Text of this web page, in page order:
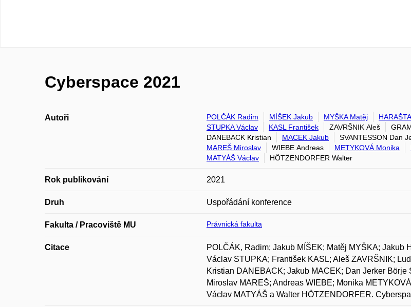
Cyberspace 2021
Autoři POLČÁK Radim MÍŠEK Jakub MYŠKA Matěj
STUPKA Václav
KASL František ZAVRŠNIK Aleš
DANEBACK Kristian
MACEK Jakub SVANTESSON Dan
MAREŠ Miroslav
WIEBE Andreas METYKOVÁ Monika
MATYÁŠ Václav
HÖTZENDORFER Walter
Rok publikování 2021
Druh Uspořádání konference
Fakulta / Pracoviště MU Právnická fakulta
Citace
POLČÁK, Radim; Jakub MÍŠEK; Matěj MYŠKA;
Václav STUPKA; František KASL; Aleš ZAVRŠNIK;
Kristian DANEBACK; Jakub MACEK; Dan Jerker
Miroslav MAREŠ; Andreas WIEBE; Monika
Václav MATYÁŠ a Walter HÖTZENDORFER.